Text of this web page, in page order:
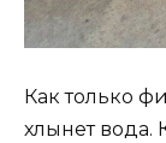
Как только
хлынет вода.